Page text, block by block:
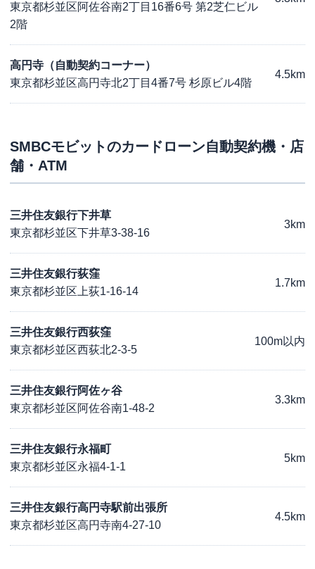
東京都杉並区阿佐谷南2丁目16番6号 第2芝仁ビル
2階
高円寺（自動契約コーナー）
東京都杉並区高円寺北2丁目4番7号 杉原ビル4階
4.5km
SMBCモビットのカードローン自動契約機・店
舗・ATM
三井住友銀行下井草
東京都杉並区下井草3-38-16
3km
三井住友銀行荻窪
東京都杉並区上荻1-16-14
1.7km
三井住友銀行西荻窪
東京都杉並区西荻北2-3-5
100m以内
三井住友銀行阿佐ヶ谷
東京都杉並区阿佐谷南1-48-2
3.3km
三井住友銀行永福町
東京都杉並区永福4-1-1
5km
三井住友銀行高円寺駅前出張所
東京都杉並区高円寺南4-27-10
4.5km